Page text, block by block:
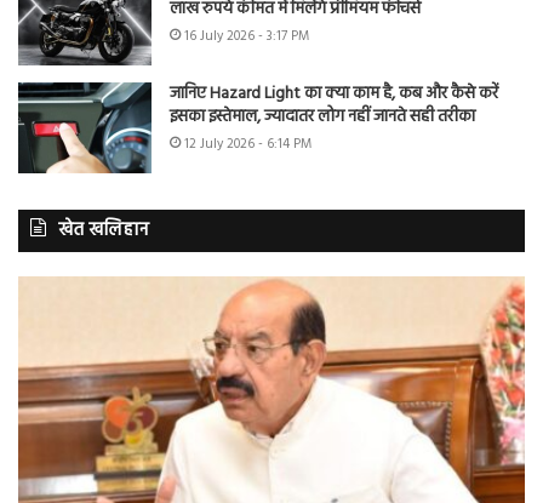
लाख रुपये कीमत में मिलेंगे प्रीमियम फीचर्स
16 July 2026 - 3:17 PM
जानिए Hazard Light का क्या काम है, कब और कैसे करें
इसका इस्तेमाल, ज्यादातर लोग नहीं जानते सही तरीका
12 July 2026 - 6:14 PM
खेत खलिहान